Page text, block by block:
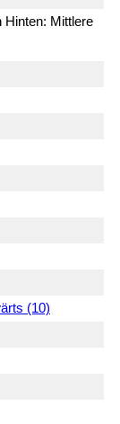
Hinten: Mittlere
(10)